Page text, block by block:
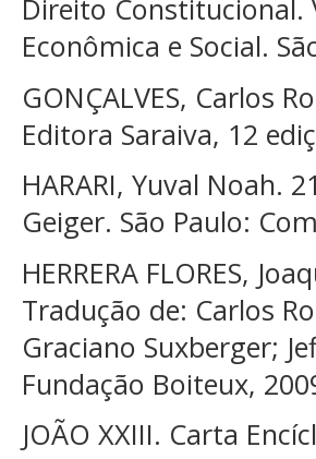
Direito Constitucional.
Econômica e Social.
GONÇALVES, Carlos
Editora Saraiva, 12
HARARI, Yuval Noah.
Geiger. São Paulo:
HERRERA FLORES,
Tradução de: Carlos
Graciano Suxberger;
Fundação Boiteux,
JOÃO XXIII. Carta